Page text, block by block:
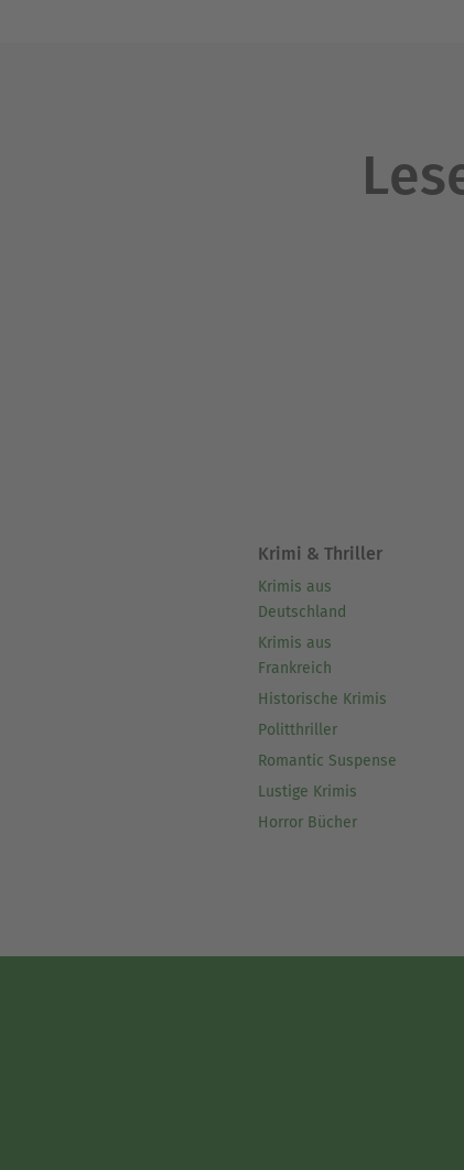
Krimi & Thriller
Krimis aus
Deutschland
Krimis aus
Frankreich
Historische Krimis
Politthriller
Romantic Suspense
Lustige Krimis
Horror Bücher